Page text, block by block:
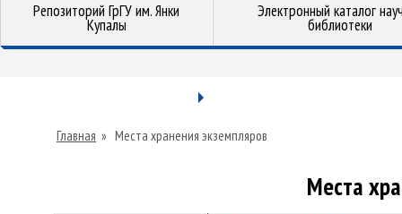
Репозиторий ГрГУ им. Янки
Купалы
Электронный каталог
библиотеки
Главная » Места хранения экземпляров
Места